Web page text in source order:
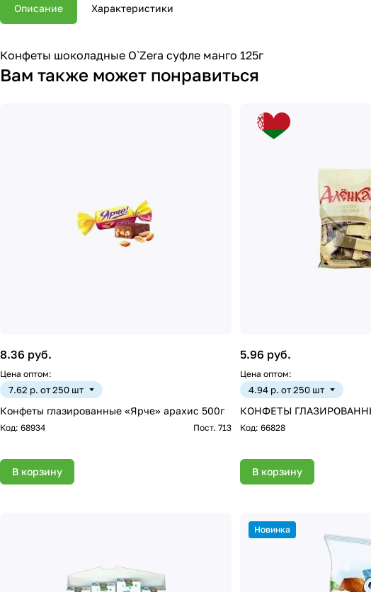
Описание Характеристики
Конфеты шоколадные O`Zera суфле манго 125г
Вам также может понравиться
8.36 руб.
Цена оптом:
7.62 р. от 250 шт
Конфеты глазированные «Ярче» арахис 500г
Код: 68934 Пост. 713
В корзину
5.96 руб.
Цена оптом:
4.94 р. от 250 шт
КОНФЕТЫ
Код: 66828
В корзину
Новинка